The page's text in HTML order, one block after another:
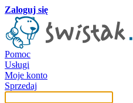
Zaloguj się
Pomoc
Usługi
Moje konto
Sprzedaj